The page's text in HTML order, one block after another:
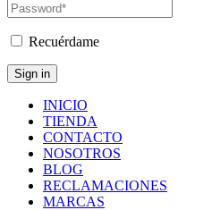
Recuérdame
INICIO
TIENDA
CONTACTO
NOSOTROS
BLOG
RECLAMACIONES
MARCAS